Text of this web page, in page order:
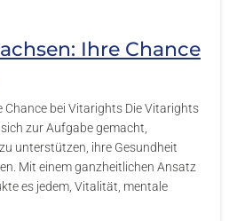
Ihre Chance
Chance bei Vitarights Die Vitarights
zur Aufgabe gemacht,
unterstützen, ihre Gesundheit
Mit einem ganzheitlichen Ansatz
es jedem, Vitalität, mentale